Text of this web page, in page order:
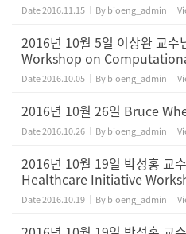
Date2016.11.15 Bybioeng_admin
2016년 10월 5일 이상완 교
Workshop on
Date2016.10.05 Bybioeng_admin
2016년 10월 26일 Bruce
Date2016.10.26 Bybioeng_admin
2016년 10월 19일 박성홍 교
Healthcare Initiative
Date2016.10.19 Bybioeng_admin